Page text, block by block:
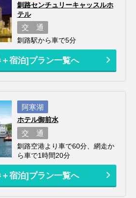
釧路センチュリーキャッスルホ
テル
交 通
釧路駅から車で5分
宿泊]プラン一覧へ
阿寒湖
ホテル御前水
交 通
釧路空港より車で60分、網走か
ら車で1時間20分
宿泊]プラン一覧へ